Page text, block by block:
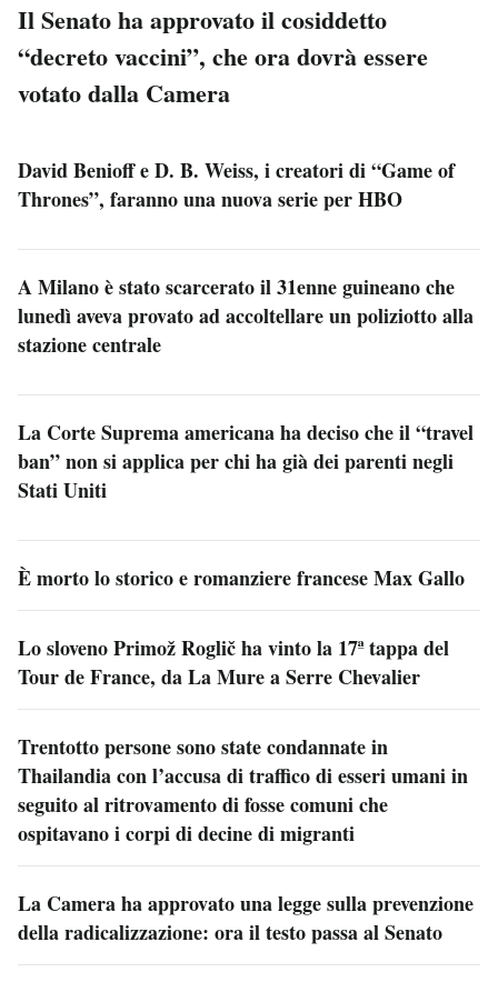
Il Senato ha approvato il cosiddetto
“decreto vaccini”, che ora dovrà essere
votato dalla Camera
David Benioff e D. B. Weiss, i creatori di “Game of
Thrones”, faranno una nuova serie per HBO
A Milano è stato scarcerato il 31enne guineano che
lunedì aveva provato ad accoltellare un poliziotto alla
stazione centrale
La Corte Suprema americana ha deciso che il “travel
ban” non si applica per chi ha già dei parenti negli
Stati Uniti
È morto lo storico e romanziere francese Max Gallo
Lo sloveno Primož Roglič ha vinto la 17ª tappa del
Tour de France, da La Mure a Serre Chevalier
Trentotto persone sono state condannate in
Thailandia con l’accusa di traffico di esseri umani in
seguito al ritrovamento di fosse comuni che
ospitavano i corpi di decine di migranti
La Camera ha approvato una legge sulla prevenzione
della radicalizzazione: ora il testo passa al Senato